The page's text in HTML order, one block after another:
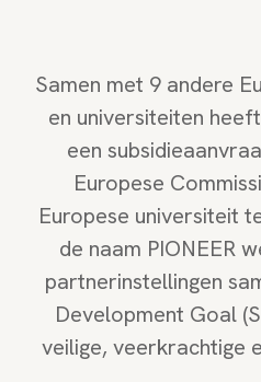
Samen met 9 andere
en universiteiten
een
Europese
Europese universiteit
de naam PIONEER
partnerinstellingen
Development Goal
veilige, veerkrachtige